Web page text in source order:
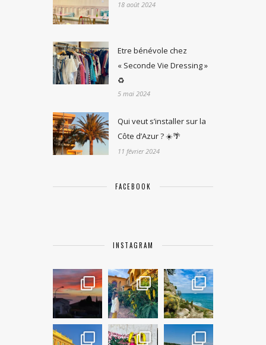
18 août 2024
Etre bénévole chez
« Seconde Vie Dressing »
♻️
5 mai 2024
Qui veut s’installer sur la
Côte d’Azur ? ☀️🌴
11 février 2024
FACEBOOK
INSTAGRAM